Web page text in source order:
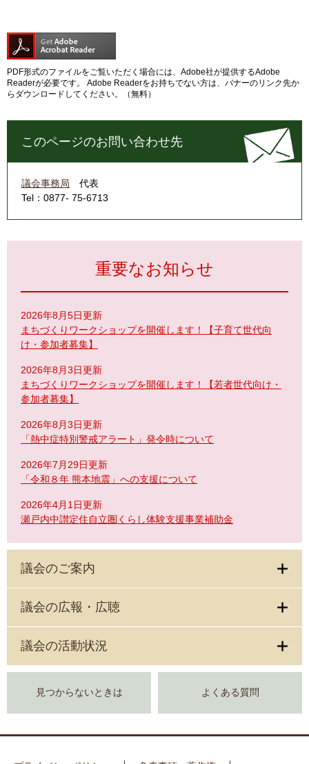
PDF形式のファイルをご覧いただく場合には、Adobe社が提供するAdobe
Readerが必要です。
Adobe Readerをお持ちでない方は、バナーのリンク先か
らダウンロードしてください。（無料）
このページのお問い合わせ先
議会事務局
代表
Tel：0877- 75-6713
重要なお知らせ
2026年8月5日更新
まちづくりワークショップを開催します！【子育て世代向
け・参加者募集】
2026年8月3日更新
まちづくりワークショップを開催します！【若者世代向け・
参加者募集】
2026年8月3日更新
「熱中症特別警戒アラート」発令時について
2026年7月29日更新
「令和８年 熊本地震」への支援について
2026年4月1日更新
瀬戸内中讃定住自立圏くらし体験支援事業補助金
議会のご案内
議会の広報・広聴
議会の活動状況
見つからないときは よくある質問